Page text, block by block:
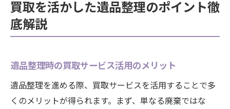
買取を活かした遺品整理のポイント徹
底解説
遺品整理時の買取サービス活用のメリット
遺品整理を進める際、買取サービスを活用することで多
くのメリットが得られます。まず、単なる廃棄ではな